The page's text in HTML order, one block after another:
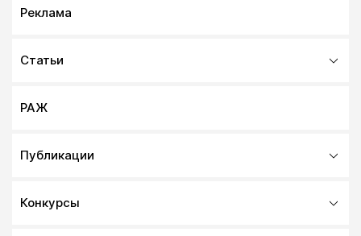
Реклама
Статьи
РАЖ
Публикации
Конкурсы